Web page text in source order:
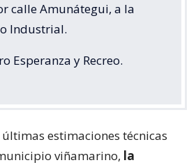
calle Amunátegui, a la
Industrial.
Esperanza y Recreo.
estimaciones técnicas
viñamarino, la